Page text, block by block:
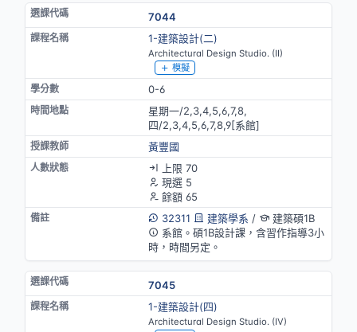
7044
1-建築設計(二)
Architectural Design Studio. (II)
模擬
0-6
星期一/2,3,4,5,6,7,8,
四/2,3,4,5,6,7,8,9[系館]
黃豐國
上限 70
現選 5
餘額 65
32311
建築學系 /
建築碩1B
系館。碩1B設計課，含習作指導3小
時，時間另定。
7045
1-建築設計(四)
Architectural Design Studio. (IV)